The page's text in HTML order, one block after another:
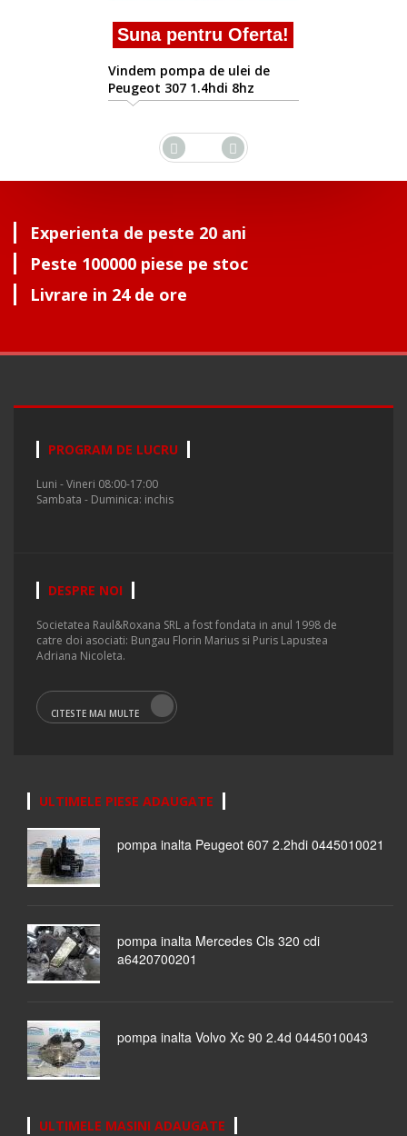
Experienta de peste 20 ani
Peste 100000 piese pe stoc
Livrare in 24 de ore
PROGRAM DE LUCRU
Luni - Vineri 08:00-17:00
Sambata - Duminica: inchis
DESPRE NOI
Societatea Raul&Roxana SRL a fost fondata in anul 1998 de
catre doi asociati: Bungau Florin Marius si Puris Lapustea
Adriana Nicoleta.
CITESTE MAI MULTE
ULTIMELE PIESE ADAUGATE
pompa inalta Peugeot 607 2.2hdi 0445010021
pompa inalta Mercedes Cls 320 cdi
a6420700201
pompa inalta Volvo Xc 90 2.4d 0445010043
ULTIMELE MASINI ADAUGATE